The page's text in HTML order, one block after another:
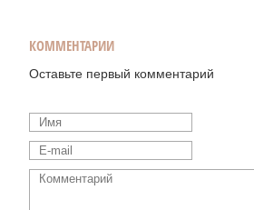
КОММЕНТАРИИ
Оставьте первый комментарий